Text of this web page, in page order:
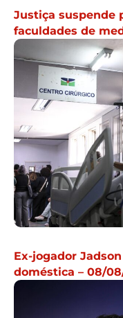
Justiça suspende
faculdades de
Ex-jogador
doméstica – 08/